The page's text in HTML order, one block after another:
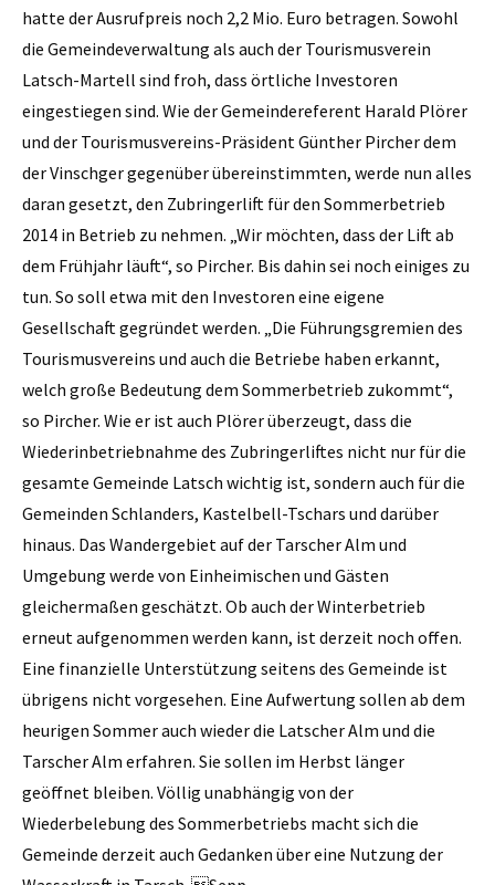
hatte der Ausrufpreis noch 2,2 Mio. Euro betragen. Sowohl
die Gemeindeverwaltung als auch der Tourismusverein
Latsch-Martell sind froh, dass örtliche Investoren
eingestiegen sind. Wie der Gemeindereferent Harald Plörer
und der Tourismusvereins-Präsident Günther Pircher dem
der Vinschger gegenüber übereinstimmten, werde nun alles
daran gesetzt, den Zubringerlift für den Sommerbetrieb
2014 in Betrieb zu nehmen. „Wir möchten, dass der Lift ab
dem Frühjahr läuft“, so Pircher. Bis dahin sei noch einiges zu
tun. So soll etwa mit den Investoren eine eigene
Gesellschaft gegründet werden. „Die Führungsgremien des
Tourismusvereins und auch die Betriebe haben erkannt,
welch große Bedeutung dem Sommerbetrieb zukommt“,
so Pircher. Wie er ist auch Plörer überzeugt, dass die
Wiederinbetriebnahme des Zubringerliftes nicht nur für die
gesamte Gemeinde Latsch wichtig ist, sondern auch für die
Gemeinden Schlanders, Kastelbell-Tschars und darüber
hinaus. Das Wandergebiet auf der Tarscher Alm und
Umgebung werde von Einheimischen und Gästen
gleichermaßen geschätzt. Ob auch der Winterbetrieb
erneut aufgenommen werden kann, ist derzeit noch offen.
Eine finanzielle Unterstützung seitens des Gemeinde ist
übrigens nicht vorgesehen. Eine Aufwertung sollen ab dem
heurigen Sommer auch wieder die Latscher Alm und die
Tarscher Alm erfahren. Sie sollen im Herbst länger
geöffnet bleiben. Völlig unabhängig von der
Wiederbelebung des Sommerbetriebs macht sich die
Gemeinde derzeit auch Gedanken über eine Nutzung der